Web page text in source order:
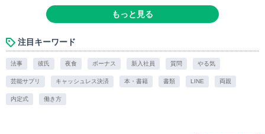
もっと見る
注目キーワード
法事 彼氏 夜食 ボーナス 新入社員 質問 やる気
芸能サプリ キャッシュレス決済 本・書籍 書類 LINE 両親
内定式 働き方